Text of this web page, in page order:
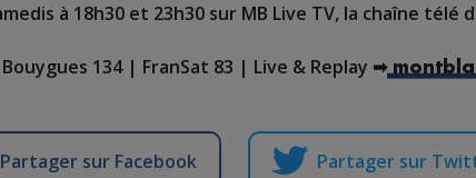
à 18h30 et 23h30 sur MB Live TV, la chaîne télé
134 | FranSat 83 | Live & Replay ➡
Partager sur Facebook Partager sur